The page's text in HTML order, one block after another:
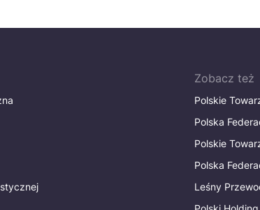
Zobacz też
Polskie
Polska
Polskie
Polska
Leśny